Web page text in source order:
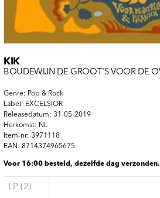
KIK
Genre: Pop & Rock
Label: EXCELSIOR
Releasedatum: 31-05-2019
Herkomst: NL
Item-nr: 3971118
EAN: 8714374965675
Voor 16:00 besteld, dezelfde dag verzonden.
LP (2)